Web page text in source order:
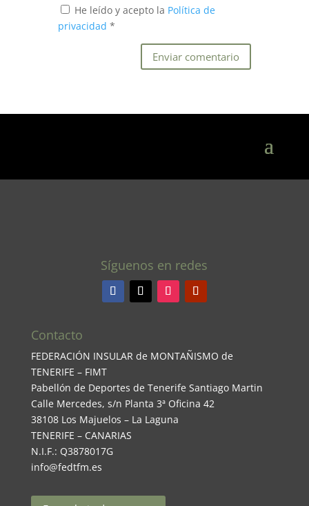
He leído y acepto la Política de
privacidad *
Síguenos en redes
Contacto
FEDERACIÓN INSULAR de MONTAÑISMO de
TENERIFE – FIMT
Pabellón de Deportes de Tenerife Santiago Martin
Calle Mercedes, s/n Planta 3ª Oficina 42
38108 Los Majuelos – La Laguna
TENERIFE – CANARIAS
N.I.F.: Q3878017G
info@fedtfm.es